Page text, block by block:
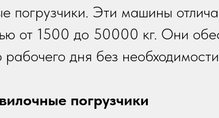
погрузчики. Эти машины
от 1500 до 50000 кг. Они
рабочего дня без
погрузчики